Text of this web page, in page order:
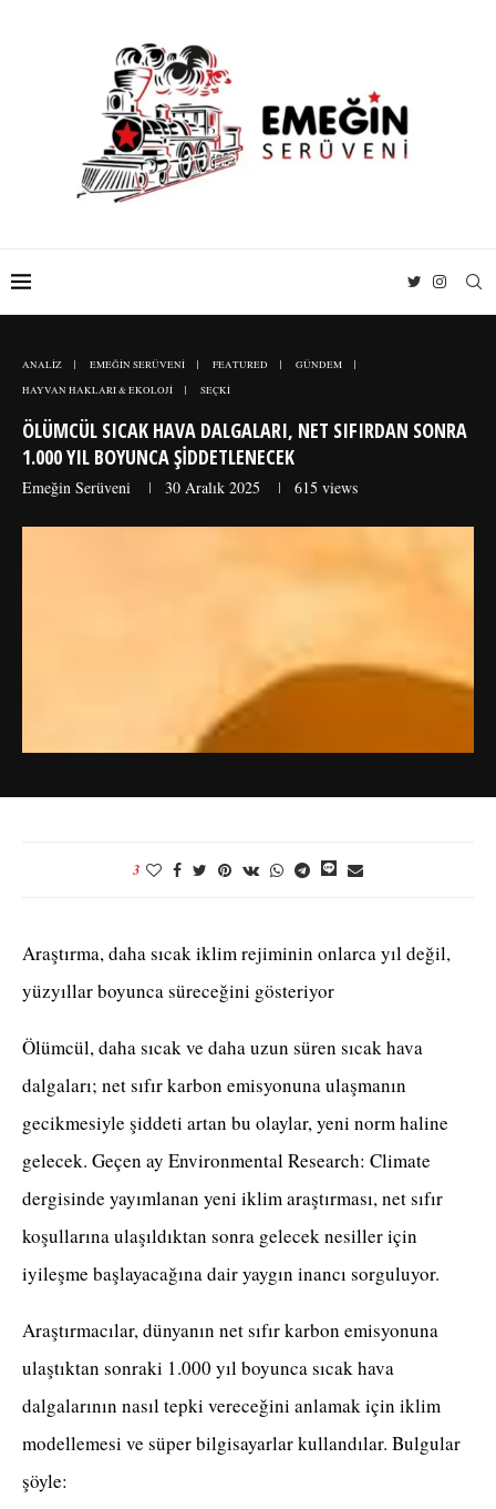
ANALİZ EMEĞİN SERÜVENİ FEATURED
GÜNDEM
HAYVAN HAKLARI & EKOLOJİ
SEÇKİ
ÖLÜMCÜL SICAK HAVA DALGALARI, NET SIFIRDAN SONRA
1.000 YIL BOYUNCA ŞIDDETLENECEK
Emeğin Serüveni 30 Aralık 2025 615 views
3
Araştırma, daha sıcak iklim rejiminin onlarca yıl değil,
yüzyıllar boyunca süreceğini gösteriyor
Ölümcül, daha sıcak ve daha uzun süren sıcak hava
dalgaları; net sıfır karbon emisyonuna ulaşmanın
gecikmesiyle şiddeti artan bu olaylar, yeni norm haline
gelecek. Geçen ay Environmental Research: Climate
dergisinde yayımlanan yeni iklim araştırması, net sıfır
koşullarına ulaşıldıktan sonra gelecek nesiller için
iyileşme başlayacağına dair yaygın inancı sorguluyor.
Araştırmacılar, dünyanın net sıfır karbon emisyonuna
ulaştıktan sonraki 1.000 yıl boyunca sıcak hava
dalgalarının nasıl tepki vereceğini anlamak için iklim
modellemesi ve süper bilgisayarlar kullandılar. Bulgular
şöyle: